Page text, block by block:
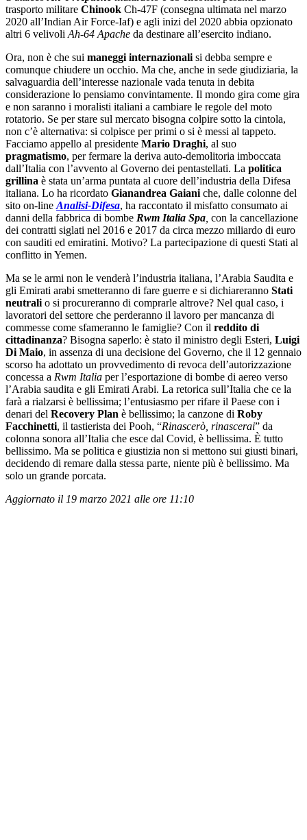
trasporto militare Chinook Ch-47F (consegna ultimata nel marzo
2020 all’Indian Air Force-Iaf) e agli inizi del 2020 abbia opzionato
altri 6 velivoli Ah-64 Apache da destinare all’esercito indiano.
Ora, non è che sui maneggi internazionali si debba sempre e
comunque chiudere un occhio. Ma che, anche in sede giudiziaria, la
salvaguardia dell’interesse nazionale vada tenuta in debita
considerazione lo pensiamo convintamente. Il mondo gira come gira
e non saranno i moralisti italiani a cambiare le regole del moto
rotatorio. Se per stare sul mercato bisogna colpire sotto la cintola,
non c’è alternativa: si colpisce per primi o si è messi al tappeto.
Facciamo appello al presidente Mario Draghi, al suo
pragmatismo, per fermare la deriva auto-demolitoria imboccata
dall’Italia con l’avvento al Governo dei pentastellati. La politica
grillina è stata un’arma puntata al cuore dell’industria della Difesa
italiana. Lo ha ricordato Gianandrea Gaiani che, dalle colonne del
sito on-line Analisi-Difesa, ha raccontato il misfatto consumato ai
danni della fabbrica di bombe Rwm Italia Spa con la cancellazione
dei contratti siglati nel 2016 e 2017 da circa mezzo miliardo di euro
con sauditi ed emiratini. Motivo? La partecipazione di questi Stati al
conflitto in Yemen.
Ma se le armi non le venderà l’industria italiana, l’Arabia Saudita e
gli Emirati arabi smetteranno di fare guerre e si dichiareranno Stati
neutrali o si procureranno di comprarle altrove? Nel qual caso, i
lavoratori del settore che perderanno il lavoro per mancanza di
commesse come sfameranno le famiglie? Con il reddito di
cittadinanza? Bisogna saperlo: è stato il ministro degli Esteri, Luigi
Di Maio, in assenza di una decisione del Governo, che il 12 gennaio
scorso ha adottato un provvedimento di revoca dell’autorizzazione
concessa a Rwm Italia per l’esportazione di bombe di aereo verso
l’Arabia saudita e gli Emirati Arabi. La retorica sull’Italia che ce la
farà a rialzarsi è bellissima; l’entusiasmo per rifare il Paese con i
denari del Recovery Plan è bellissimo; la canzone di Roby
Facchinetti, il tastierista dei Pooh, “Rinascerò, rinascerai” da
colonna sonora all’Italia che esce dal Covid, è bellissima. È tutto
bellissimo. Ma se politica e giustizia non si mettono sui giusti binari,
decidendo di remare dalla stessa parte, niente più è bellissimo. Ma
solo un grande porcata.
Aggiornato il 19 marzo 2021 alle ore 11:10